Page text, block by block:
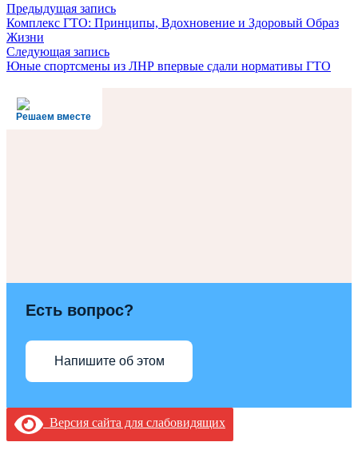
Предыдущая запись
Комплекс ГТО: Принципы, Вдохновение и Здоровый Образ
Жизни
Следующая запись
Юные спортсмены из ЛНР впервые сдали нормативы ГТО
Решаем вместе
Есть вопрос?
Напишите об этом
Версия сайта для слабовидящих